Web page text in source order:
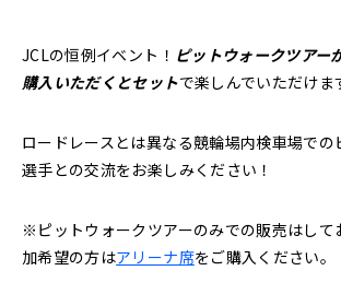
JCLの恒例イベント！ ピットウォークツアー
購入いただくとセットで楽しんでいただけま
ロードレースとは異なる競輪場内検車場での
選手との交流をお楽しみください！
※ピットウォークツアーのみでの販売はして
加希望の方はアリーナ席をご購入ください。